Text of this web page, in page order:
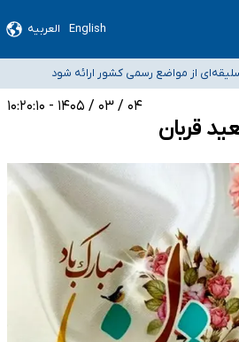
English العربیه
افزایش نیافته است
رجب‌زاده
از مواضع رسمی کشور ارائه شود
این رویه را بگیرد
آنلاین در مدارس/ هزینه‌های سنگین
قربانیان/ سوءاستفاده مجرمان از ترس
۰۴ / ۰۳ / ۱۴۰۵ - ۱۰:۲۰:۱۰
قربان